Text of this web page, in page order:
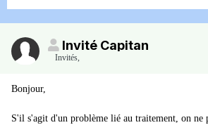
Invité Capitan
Invités,
Bonjour,
S'il s'agit d'un problème lié au traitement, on ne